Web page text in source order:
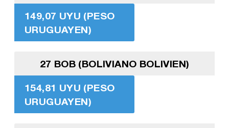
149,07 UYU (PESO
URUGUAYEN)
27 BOB (BOLIVIANO BOLIVIEN)
154,81 UYU (PESO
URUGUAYEN)